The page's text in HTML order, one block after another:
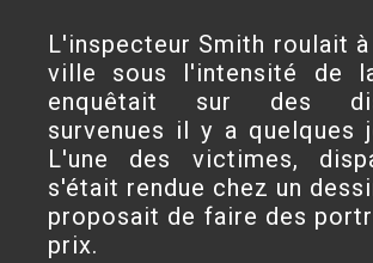
L'inspecteur Smith roulait
ville sous l'intensité de
enquêtait sur des
survenues il y a quelques
L'une des victimes,
s'était rendue chez un
proposait de faire des
prix.